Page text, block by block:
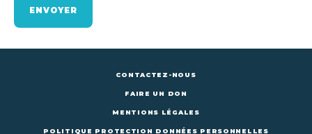
ENVOYER
CONTACTEZ-NOUS
FAIRE UN DON
MENTIONS LÉGALES
POLITIQUE PROTECTION DONNÉES PERSONNELLES